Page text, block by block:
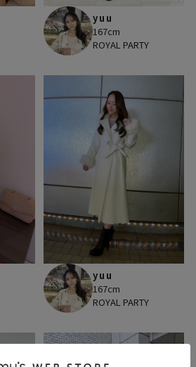
yuu
167cm
ROYAL PARTY
yuu
167cm
ROYAL PARTY